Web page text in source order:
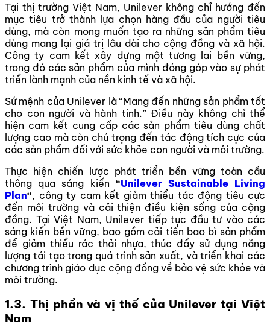
Tại thị trường Việt Nam, Unilever không chỉ hướng đến
mục tiêu trở thành lựa chọn hàng đầu của người tiêu
dùng, mà còn mong muốn tạo ra những sản phẩm tiêu
dùng mang lại giá trị lâu dài cho cộng đồng và xã hội.
Công ty cam kết xây dựng một tương lai bền vững,
trong đó các sản phẩm của mình đóng góp vào sự phát
triển lành mạnh của nền kinh tế và xã hội.
Sứ mệnh của Unilever là “Mang đến những sản phẩm tốt
cho con người và hành tinh.” Điều này không chỉ thể
hiện cam kết cung cấp các sản phẩm tiêu dùng chất
lượng cao mà còn chú trọng đến tác động tích cực của
các sản phẩm đối với sức khỏe con người và môi trường.
Thực hiện chiến lược phát triển bền vững toàn cầu
thông qua sáng kiến “Unilever Sustainable Living
Plan“, công ty cam kết giảm thiểu tác động tiêu cực
đến môi trường và cải thiện điều kiện sống của cộng
đồng. Tại Việt Nam, Unilever tiếp tục đầu tư vào các
sáng kiến bền vững, bao gồm cải tiến bao bì sản phẩm
để giảm thiểu rác thải nhựa, thúc đẩy sử dụng năng
lượng tái tạo trong quá trình sản xuất, và triển khai các
chương trình giáo dục cộng đồng về bảo vệ sức khỏe và
môi trường.
1.3. Thị phần và vị thế của Unilever tại Việt
Nam